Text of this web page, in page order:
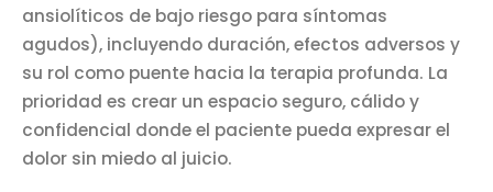
ansiolíticos de bajo riesgo para síntomas
agudos), incluyendo duración, efectos adversos y
su rol como puente hacia la terapia profunda. La
prioridad es crear un espacio seguro, cálido y
confidencial donde el paciente pueda expresar el
dolor sin miedo al juicio.